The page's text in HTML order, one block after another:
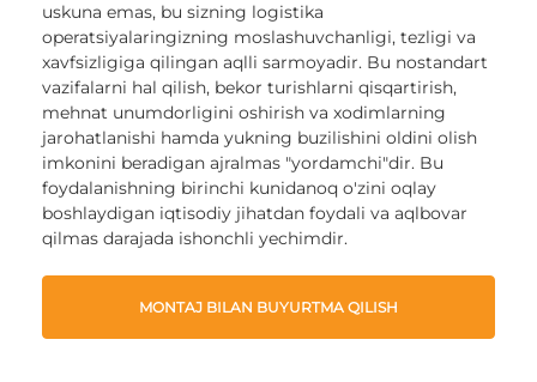
uskuna emas, bu sizning logistika
operatsiyalaringizning moslashuvchanligi, tezligi va
xavfsizligiga qilingan aqlli sarmoyadir. Bu nostandart
vazifalarni hal qilish, bekor turishlarni qisqartirish,
mehnat unumdorligini oshirish va xodimlarning
jarohatlanishi hamda yukning buzilishini oldini olish
imkonini beradigan ajralmas "yordamchi"dir. Bu
foydalanishning birinchi kunidanoq o'zini oqlay
boshlaydigan iqtisodiy jihatdan foydali va aqlbovar
qilmas darajada ishonchli yechimdir.
MONTAJ BILAN BUYURTMA QILISH